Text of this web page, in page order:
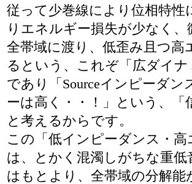
従って少巻線により位相特性
りエネルギー損失が少なく
全帯域に渡り、低歪み且つ
るという、これぞ「広ダイ
であり「Sourceインピーダ
ーは高く・・！」という、「
と考えるからです。
この「低インピーダンス・
は、とかく混濁しがちな重
はもとより、全帯域の分解